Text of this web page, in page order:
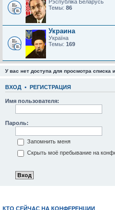
Рэспубліка Беларусь
Темы: 86
Украина
Україна
Темы: 169
У вас нет доступа для просмотра списка
ВХОД • РЕГИСТРАЦИЯ
Имя пользователя:
Пароль:
Запомнить меня
Скрыть моё пребывание на
КТО СЕЙЧАС НА КОНФЕРЕНЦИИ